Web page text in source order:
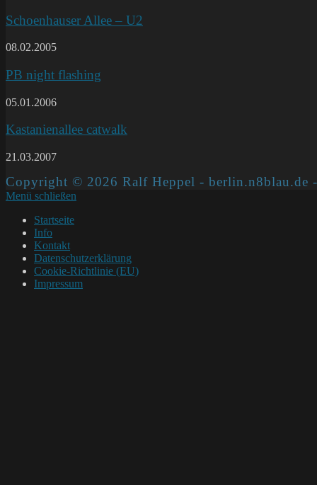
Schoenhauser Allee – U2
08.02.2005
PB night flashing
05.01.2006
Kastanienallee catwalk
21.03.2007
Copyright © 2026 Ralf Heppel - berlin.n8blau.de
Menü schließen
Startseite
Info
Kontakt
Datenschutzerklärung
Cookie-Richtlinie (EU)
Impressum